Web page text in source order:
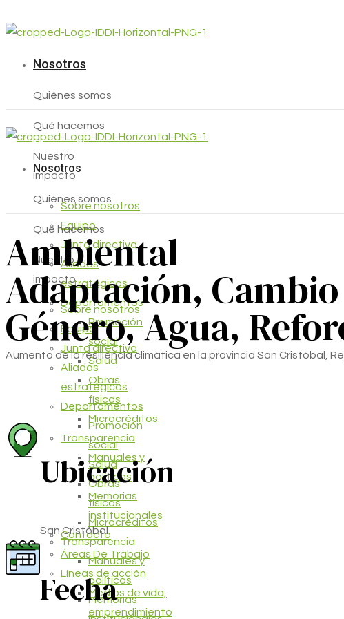
Nosotros
Quiénes somos
Qué hacemos
Nuestro
impacto
Sobre nosotros
Equipo
Junta directiva
Aliados
estratégicos
Departamentos
Promoción
social
Salud
Obras
físicas
Microcréditos
Transparencia
Manuales y
políticas
Memorias
institucionales
Contacto
Áreas De Trabajo
Líneas de acción
Medios de vida,
emprendimiento
Nosotros
Quiénes somos
Qué hacemos
Nuestro
impacto
Sobre nosotros
Equipo
Junta directiva
Aliados
estratégicos
Departamentos
Promoción
social
Salud
Obras
físicas
Microcréditos
Transparencia
Manuales y
políticas
Memorias
Ambiental
Adaptación,
Género, Agua,
Aumento de la resiliencia climática en la provincia San Cristóbal,
Ubicación
San Cristóbal
Fecha